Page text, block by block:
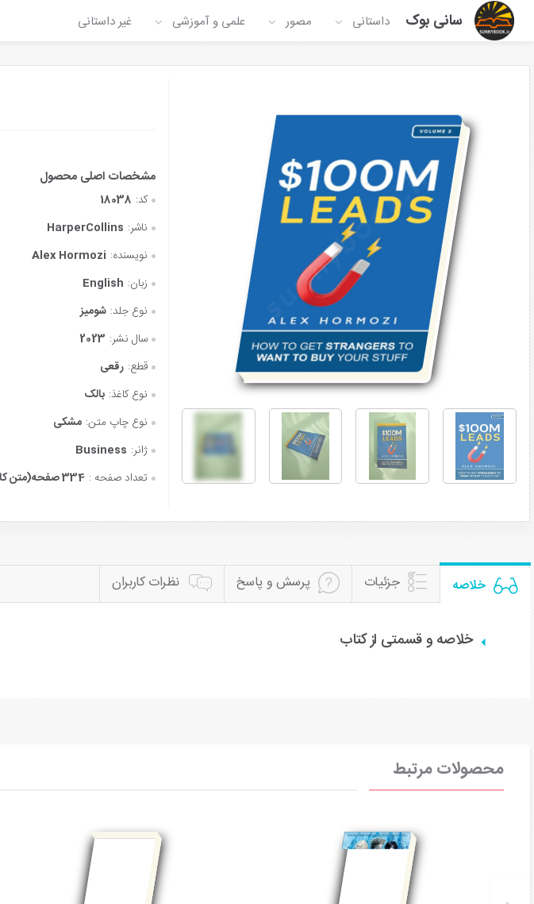
سانی بوک داستانی مصور علمی و آموزشی غیر داستانی
کد: 18038
ناشر: HarperCollins
نویسنده: Alex Hormozi
زبان: English
نوع جلد: شومیز
سال نشر: 2023
قطع: رقعی
نوع کاغذ: بالک
نوع چاپ متن: مشکی
ژانر: Business
تعداد صفحه : 334 صفحه(متن کامل بدون حذفیات)
خلاصه جزئیات پرسش و پاسخ نظرات کاربران
خلاصه و قسمتی از کتاب
محصولات مرتبط